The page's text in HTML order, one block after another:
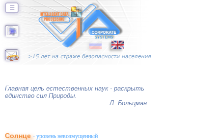
☰
Главная цель естественных наук - раскрыть
единство сил Природы.
Л. Больцман
Солнце- уровень невозмущенный